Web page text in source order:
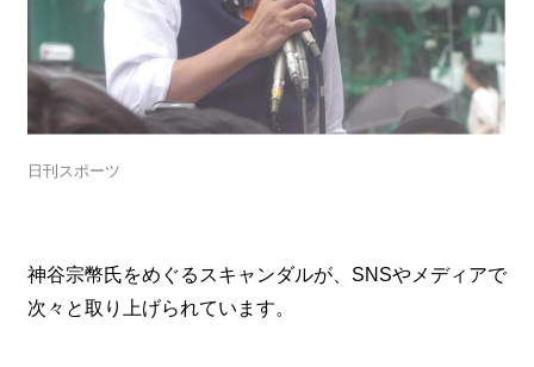
日刊スポーツ
神谷宗幣氏をめぐるスキャンダルが、SNSやメディアで
次々と取り上げられています。